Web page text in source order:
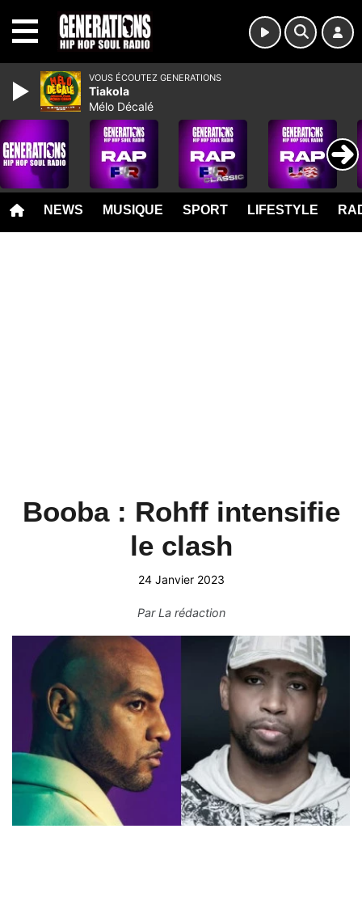
NEWS MUSIQUE SPORT LIFESTYLE
Booba : Rohff intensifie
le clash
24 Janvier 2023
ParLa rédaction
VOUS ÉCOUTEZ GENERATIONS
Tiakola
Mélo Décalé